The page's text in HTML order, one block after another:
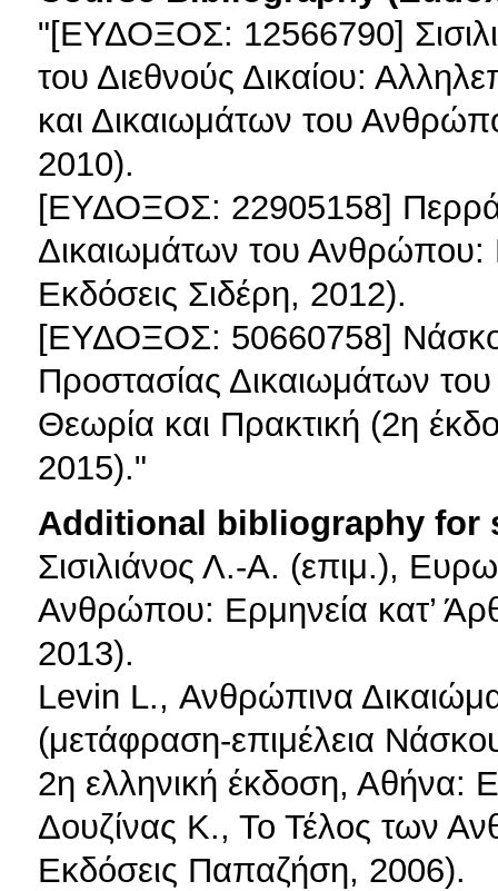
"[ΕΥΔΟΞΟΣ: 12566790]
του Διεθνούς Δικαίου:
και Δικαιωμάτων του
2010).
[ΕΥΔΟΞΟΣ: 22905158]
Δικαιωμάτων του
Εκδόσεις Σιδέρη, 2012).
[ΕΥΔΟΞΟΣ: 50660758]
Προστασίας Δικαιωμάτων
Θεωρία και Πρακτική (2η
2015)."
Additional bibliography for
Σισιλιάνος Λ.-Α. (επιμ.),
Ανθρώπου: Ερμηνεία κατ’
2013).
Levin L., Ανθρώπινα
(μετάφραση-επιμέλεια
2η ελληνική έκδοση, Αθήνα:
Δουζίνας Κ., Το Τέλος των
Εκδόσεις Παπαζήση, 2006).